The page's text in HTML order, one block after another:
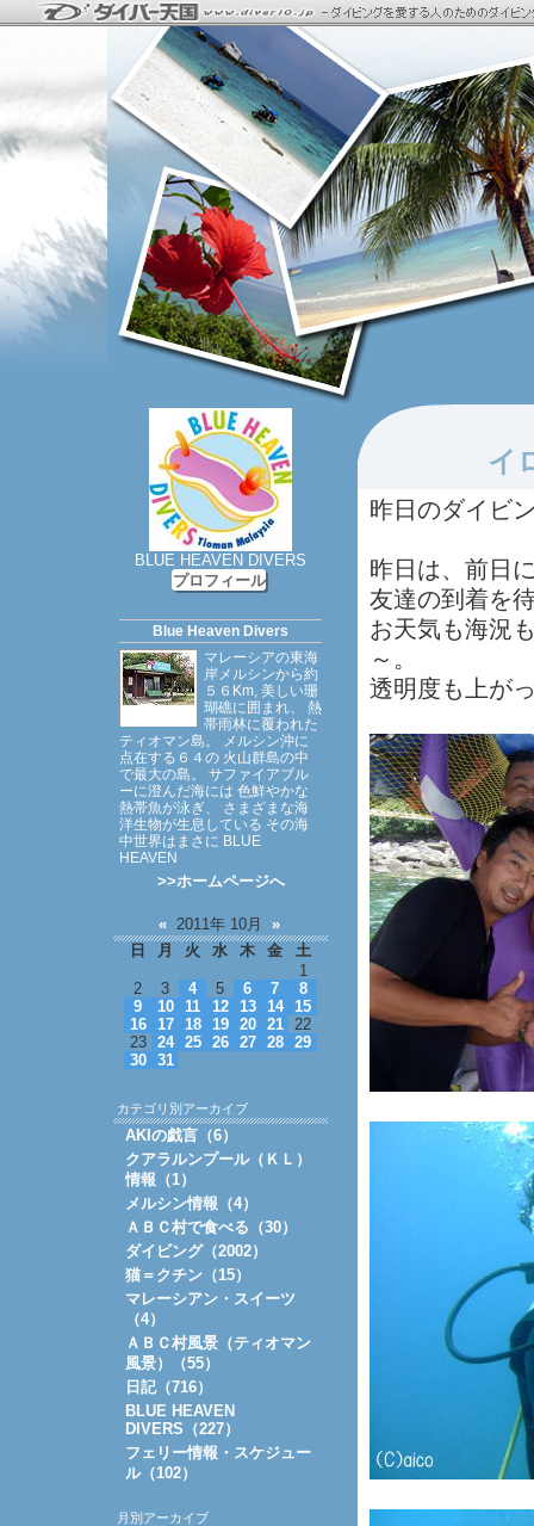
イ
昨日のダイビ
昨日は、前日
友達の到着を
お天気も海況
～。
透明度も上が
BLUE HEAVEN DIVERS
プロフィール
Blue Heaven Divers
マレーシアの東海
岸メルシンから約
５６Km, 美しい珊
瑚礁に囲まれ、 熱
帯雨林に覆われた
ティオマン島。 メルシン沖に
点在する６４の 火山群島の中
で最大の島。 サファイアブル
ーに澄んだ海には 色鮮やかな
熱帯魚が泳ぎ、 さまざまな海
洋生物が生息している その海
中世界はまさに BLUE
HEAVEN
>>ホームページへ
« 2011年 10月 »
日
月 火 水 木 金
土
1
2
3 4 5 6 7
8
9
10 11 12 13 14
15
16
17 18 19 20 21
22
23
24 25 26 27 28
29
30
31
カテゴリ別アーカイブ
AKIの戯言（6）
クアラルンプール（ＫＬ）
情報（1）
メルシン情報（4）
ＡＢＣ村で食べる（30）
ダイビング（2002）
猫＝クチン（15）
マレーシアン・スイーツ
（4）
ＡＢＣ村風景（ティオマン
風景）（55）
日記（716）
BLUE HEAVEN
DIVERS（227）
フェリー情報・スケジュー
ル（102）
月別アーカイブ